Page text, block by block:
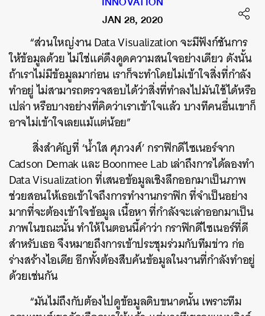
INNOVATION
JAN 28, 2020
“ส่วนใหญ่งาน Data Visualization จะมีฟังก์ชันการ
ให้ข้อมูลด้วย ไม่ใช่แค่ดึงดูดความสนใจอย่างเดียว ดังนั้น
ถ้าเราไม่มีข้อมูลมาก่อน เราก็จะทำโดยไม่เข้าใจสิ่งที่กำลัง
ทำอยู่ ไม่สามารถตรวจสอบได้ว่าสิ่งที่ทำลงไปมันใช้ได้หรือ
เปล่า หรือบางอย่างที่คิดว่าเราเข้าใจแล้ว บางทีคนอื่นเขาก็
อาจไม่เข้าใจเลยแม้แต่น้อย”
สิ่งสำคัญที่ ‘น้ำใส ศุภวงศ์’ กราฟิกดีไซเนอร์จาก
Cadson Demak และ Boonmee Lab เล่าถึงการได้ลองทำ
Data Visualization ที่เสนอข้อมูลเชิงลึกออกมาเป็นภาพ
ช่วยสอนให้เธอเข้าใจถึงการทำงานกราฟิก ที่จำเป็นอย่าง
มากที่จะต้องเข้าใจข้อมูล เนื้อหา ที่กำลังจะเล่าออกมาเป็น
ภาพในขณะนั้น ทำให้ในตอนนี้คำว่า กราฟิกดีไซเนอร์ที่ดี
สำหรับเธอ จึงหมายถึงการเข้าประชุมร่วมกับทีมข่าว ก่อ
ร่างสร้างไอเดีย อีกทั้งต้องสืบค้นข้อมูลในงานที่กำลังทำอยู่
ด้วยเช่นกัน
“มันไม่ถึงกับต้องไปดูข้อมูลดิบขนาดนั้น เพราะทีม